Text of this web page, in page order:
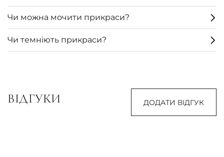
Чи можна мочити прикраси?
Чи темніють прикраси?
ВІДГУКИ ДОДАТИ ВІДГУК